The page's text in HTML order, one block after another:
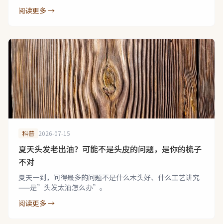
阅读更多 →
科普 2026-07-15
夏天头发老出油？可能不是头皮的问题，是你的梳子
不对
夏天一到，问得最多的问题不是什么木头好、什么工艺讲究
——是”头发太油怎么办”。
阅读更多 →